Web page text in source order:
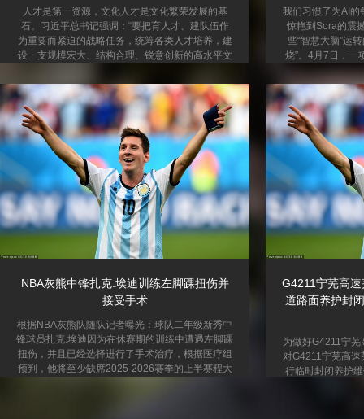
人才是第一资源，文化人才是文化繁荣发展的基
石。习近平总书记强调：“要把育人才、建队伍作
为重要而紧迫的战略任务，统筹各类人才培养，建
设一支规模宏大、结构合理、锐意创新的高水平文
科技融合，推动文化建设数智化赋能、信息化转
型”“培育形成规模宏大、结构合理、锐意创新的高
水平文化人才队伍”，对信息化条件下的文化人才
培育提出了新要求。我们要深入贯彻落实习近平总
书记重要讲话精神和党中央决策部署，加快培育适
应信息技术发展形势的高水平文化人才队伍。 当
前，新一轮科...
我们习惯了为AI的
惊艳到Sora的震
些“智慧大脑”运
烧”。4月7日，一
的最新研究，给
研究发现，那些
中心，不仅仅是
岛效应”的超级热
通过分析过去20
6000多个远离城
周边环境。
NBA灰熊中锋扎克.埃迪训练左脚踝扭伤并
接受手术
根据NBA灰熊队随队记者曝光：球队二年级新秀中
锋球员扎克.埃迪因为在休赛期的训练中遭遇左脚踝
扭伤，并且已经选择进行了手术治疗，根据医疗组
预判，他将至少缺席2025-2026赛季的上半赛程大
G4211宁芜高
道路面养护封
为做好G4211宁
对G4211宁芜高
行临时封闭养护